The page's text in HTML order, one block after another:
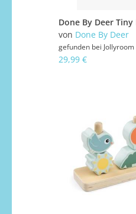
von Done By Deer
gefunden bei Jollyroom
29,99 €